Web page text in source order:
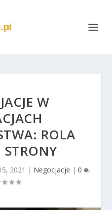
W
ROLA
STRONY
2021 | Negocjacje | 0